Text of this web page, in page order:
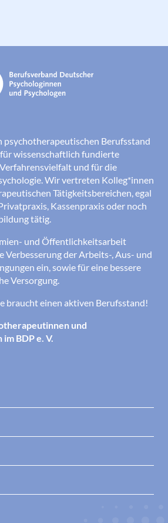
psychotherapeutischen Berufsstand
wissenschaftlich fundierte
und für die
Wir vertreten Kolleg*innen
Tätigkeitsbereichen, egal
Kassenpraxis oder noch
tätig.
und Öffentlichkeitsarbeit
Verbesserung der Arbeits-, Aus- und
ein, sowie für eine bessere
Versorgung.
braucht einen aktiven Berufsstand!
und
BDP e. V.